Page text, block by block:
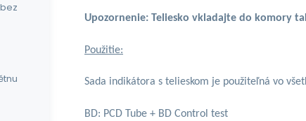
Upozornenie: Teliesko vkladajte do komory
Použitie:
Sada indikátora s telieskom je použiteľná vo
BD: PCD Tube + BD Control test